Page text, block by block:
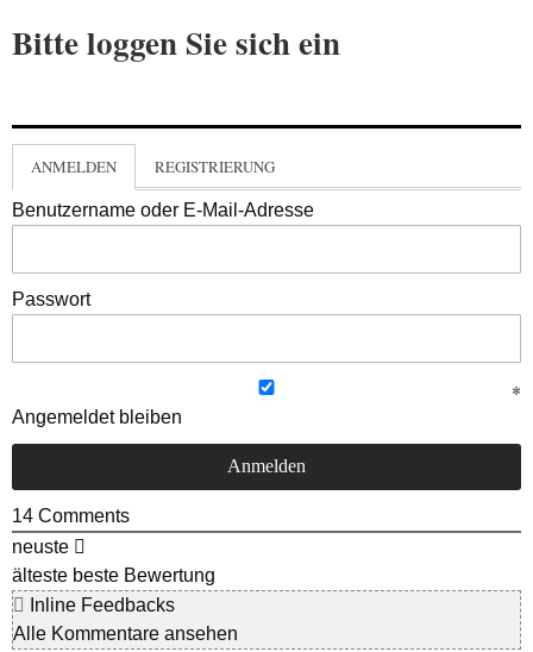
Bitte loggen Sie sich ein
ANMELDEN REGISTRIERUNG
Benutzername oder E-Mail-Adresse
Passwort
Angemeldet bleiben
14 Comments
neuste
älteste beste Bewertung
Inline Feedbacks
Alle Kommentare ansehen